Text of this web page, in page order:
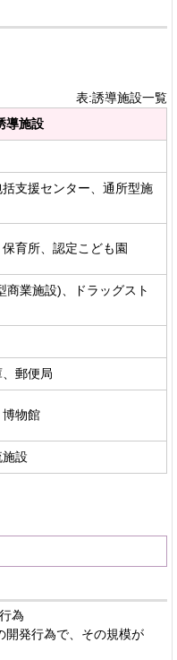
表:誘導施設一覧
導施設
支援センター、通所型施
育所、認定こども園
商業施設)、ドラッグスト
郵便局
物館
設
為
開発行為で、その規模が